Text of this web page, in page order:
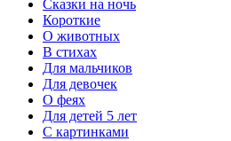
Сказки на ночь
Короткие
О животных
В стихах
Для мальчиков
Для девочек
О феях
Для детей 5 лет
С картинками